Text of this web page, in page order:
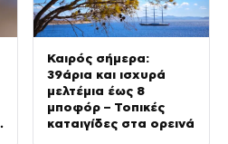
Καιρός σήμερα:
39άρια και ισχυρά
μελτέμια έως 8
μποφόρ – Τοπικές
καταιγίδες στα ορεινά